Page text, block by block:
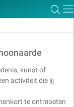
kunst of
activiteit die jij
te ontmoeten